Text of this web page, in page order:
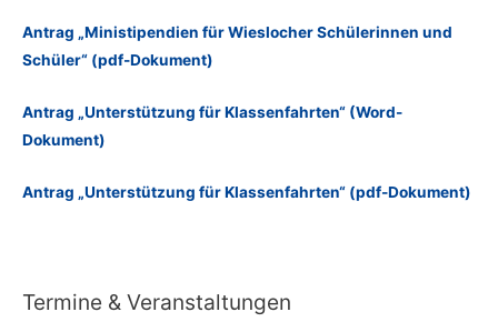
Antrag „Ministipendien für Wieslocher Schülerinnen und
Schüler“ (pdf-Dokument)
Antrag „Unterstützung für Klassenfahrten“ (Word-
Dokument)
Antrag „Unterstützung für Klassenfahrten“ (pdf-Dokument)
Termine & Veranstaltungen